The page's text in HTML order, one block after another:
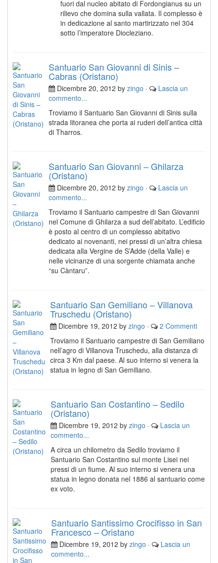
fuori dal nucleo abitato di Fordongianus su un
rilievo che domina sulla vallata. Il complesso è
in dedicazione al santo martirizzato nel 304
sotto l’imperatore Diocleziano.
Santuario San Giovanni di Sinis –
Cabras (Oristano)
Dicembre 20, 2012 by zingo ·
Lascia un
commento...
Troviamo il Santuario San Giovanni di Sinis sulla
strada litoranea che porta ai ruderi dell’antica città
di Tharros.
Santuario San Giovanni – Ghilarza
(Oristano)
Dicembre 20, 2012 by zingo ·
Lascia un
commento...
Troviamo il Santuario campestre di San Giovanni
nel Comune di Ghilarza a sud dell’abitato. L’edificio
è posto al centro di un complesso abitativo
dedicato ai novenanti, nei pressi di un’altra chiesa
dedicata alla Vergine de S’Adde (della Valle) e
nelle vicinanze di una sorgente chiamata anche
“su Càntaru”.
Santuario San Gemiliano – Villanova
Truschedu (Oristano)
Dicembre 19, 2012 by zingo ·
2 Commenti
Troviamo il Santuario campestre di San Gemiliano
nell’agro di Villanova Truschedu, alla distanza di
circa 3 Km dal paese. Al suo interno si venera la
statua in legno di San Gemiliano.
Santuario San Costantino – Sedilo
(Oristano)
Dicembre 19, 2012 by zingo ·
Lascia un
commento...
A circa un chilometro da Sedilo troviamo il
Santuario San Costantino sul monte Lisei nei
pressi di un fiume. Al suo interno si venera una
statua in legno donata nel 1886 al santuario come
ex voto.
Santuario Santissimo Crocifisso in San
Francesco – Oristano
Dicembre 19, 2012 by zingo ·
Lascia un
commento...